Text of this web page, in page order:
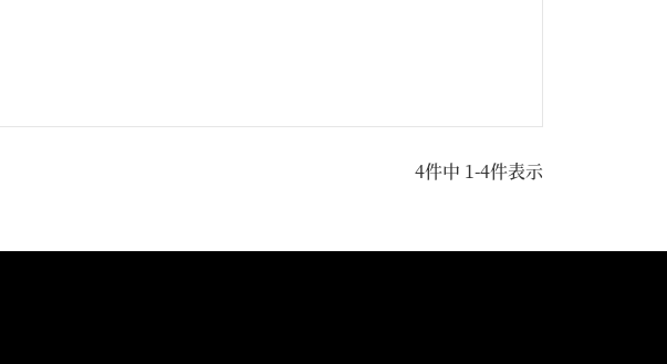
4件中 1-4件表示